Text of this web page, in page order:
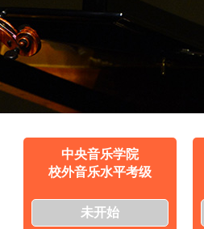
中央音乐学院
校外音乐水平考级
未开始